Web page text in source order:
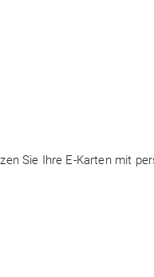
Sie Ihre E-Karten mit